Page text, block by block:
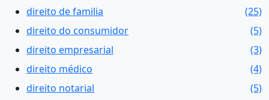
direito de familia
(25)
direito do consumidor
(5)
direito empresarial
(3)
direito médico
(4)
direito notarial
(5)